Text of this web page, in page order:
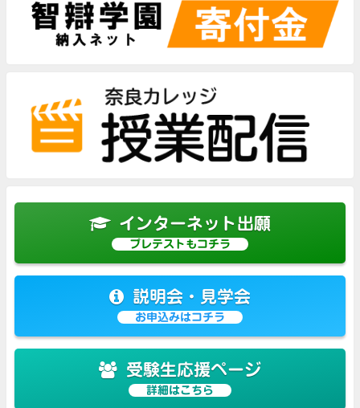
インターネット出願
プレテストもコチラ
説明会・見学会
お申込みはコチラ
受験生応援ページ
詳細はこちら